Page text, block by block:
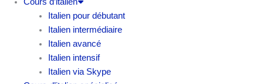
Italien pour débutant
Italien intermédiaire
Italien avancé
Italien intensif
Italien via Skype